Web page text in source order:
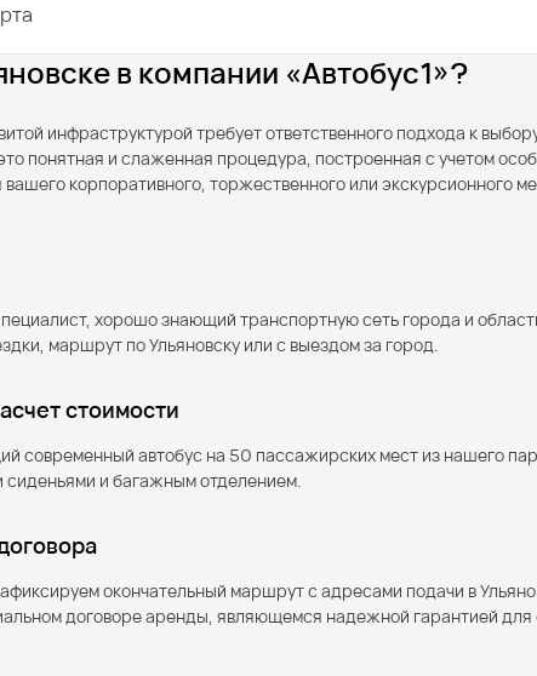
в компании «Автобус1»?
инфраструктурой требует ответственного подхода к
понятная и слаженная процедура, построенная с учетом
корпоративного, торжественного или экскурсионного
хорошо знающий транспортную сеть города и
маршрут по Ульяновску или с выездом за город.
стоимости
автобус на 50 пассажирских мест из нашего
и багажным отделением.
окончательный маршрут с адресами подачи в
договоре аренды, являющемся надежной гарантией для